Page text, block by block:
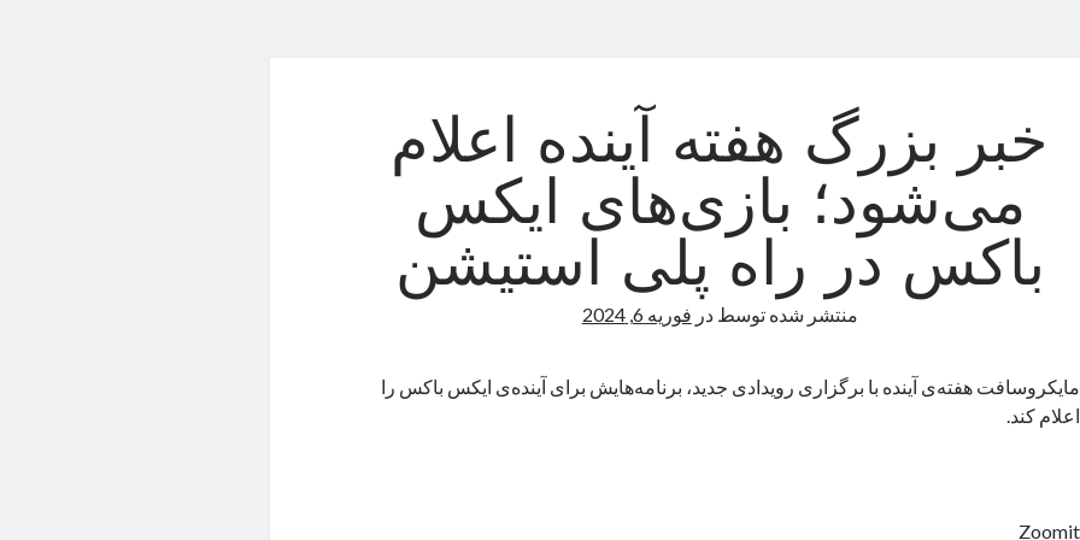
خبر بزرگ هفته آینده اعلام
می‌شود؛ بازی‌های ایکس
باکس در راه پلی استیشن
منتشر شده توسطدر فوریه 6, 2024
مایکروسافت هفته‌ی آینده با برگزاری رویدادی جدید، برنامه‌هایش برای آینده‌ی ایکس باکس را
اعلام کند.
Zoomit